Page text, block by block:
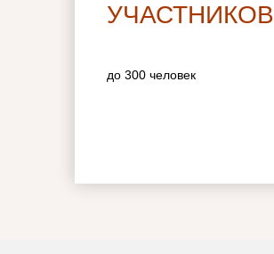
УЧАСТНИКОВ
до 300 человек